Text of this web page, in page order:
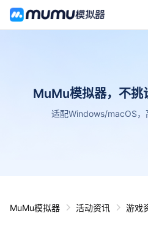
MuMu模拟器，不挑
适配Windows/macOS，
MuMu模拟器 活动资讯 游戏